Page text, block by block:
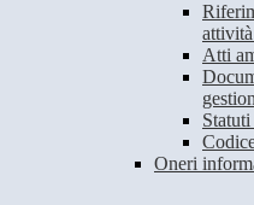
attività
Atti
Oneri